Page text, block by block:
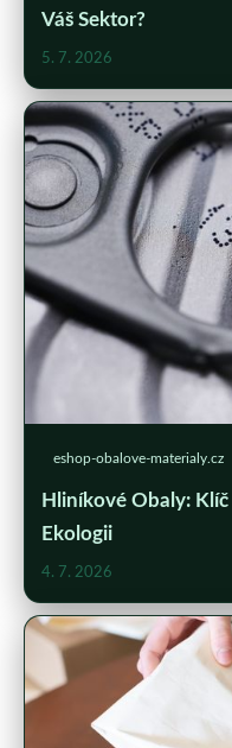
Váš Sektor?
5. 7. 2026
eshop-obalove-materialy.cz
Hliníkové Obaly:
Ekologii
4. 7. 2026